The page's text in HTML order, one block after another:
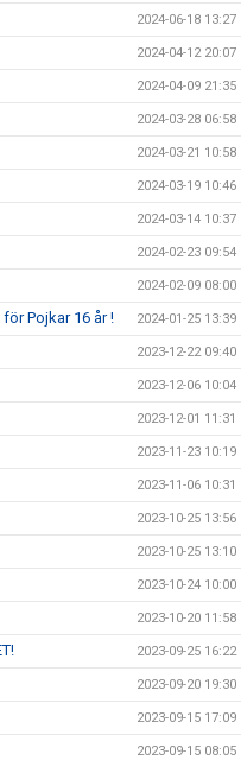
2024-06-18 13:27
2024-04-12 20:07
2024-04-09 21:35
2024-03-28 06:58
2024-03-21 10:58
2024-03-19 10:46
2024-03-14 10:37
2024-02-23 09:54
2024-02-09 08:00
Pojkar 16 år ! 2024-01-25 13:39
2023-12-22 09:40
2023-12-06 10:04
2023-12-01 11:31
2023-11-23 10:19
2023-11-06 10:31
2023-10-25 13:56
2023-10-25 13:10
2023-10-24 10:00
2023-10-20 11:58
2023-09-25 16:22
2023-09-20 19:30
2023-09-15 17:09
2023-09-15 08:05